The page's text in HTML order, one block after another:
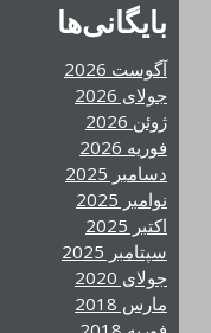
بایگانی‌ها
آگوست 2026
جولای 2026
ژوئن 2026
فوریه 2026
دسامبر 2025
نوامبر 2025
اکتبر 2025
سپتامبر 2025
جولای 2020
مارس 2018